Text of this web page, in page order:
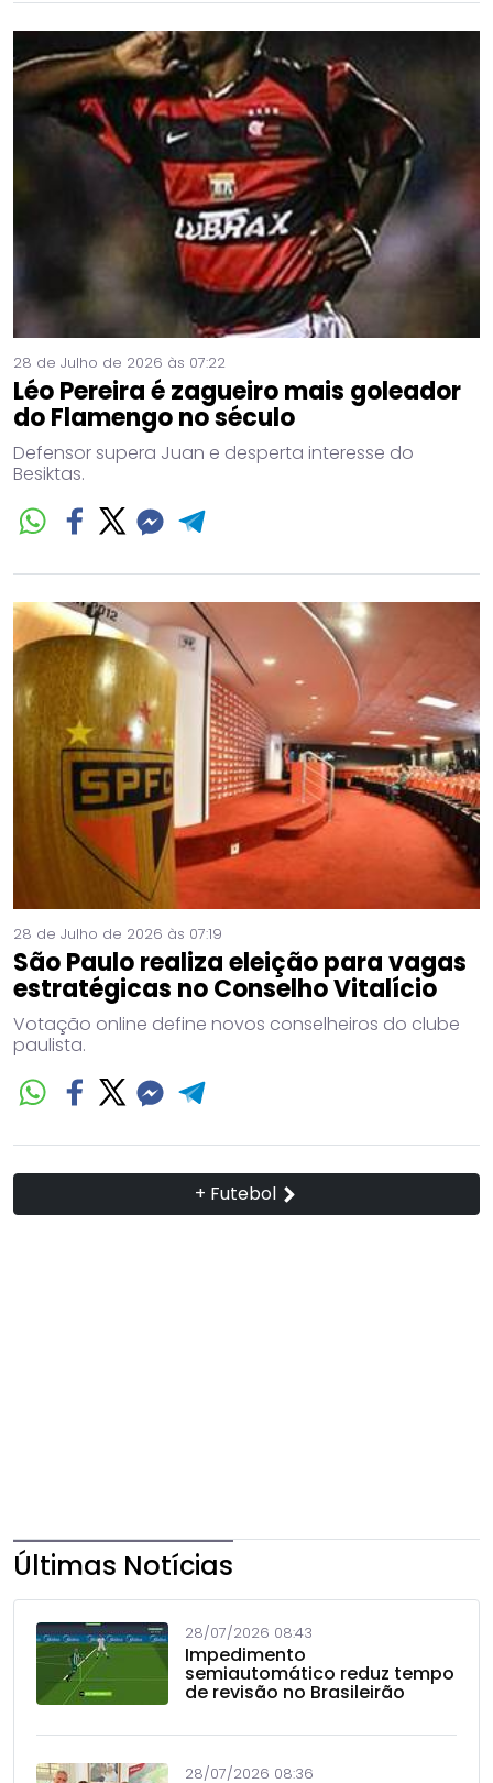
28 de Julho de 2026 às 07:22
Léo Pereira é zagueiro mais goleador
do Flamengo no século
Defensor supera Juan e desperta interesse do
Besiktas.
28 de Julho de 2026 às 07:19
São Paulo realiza eleição para vagas
estratégicas no Conselho Vitalício
Votação online define novos conselheiros do clube
paulista.
+ Futebol
Últimas Notícias
28/07/2026 08:43
Impedimento
semiautomático reduz tempo
de revisão no Brasileirão
28/07/2026 08:36